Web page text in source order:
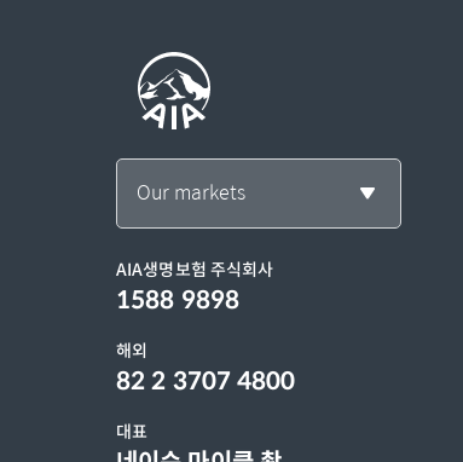
Our markets
AIA생명보험 주식회사
1588 9898
해외
82 2 3707 4800
대표